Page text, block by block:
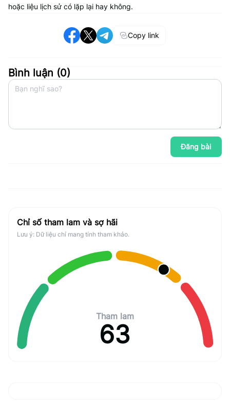
hoặc liệu lịch sử có lặp lại hay không.
Copy link
Bình luận (0)
Đăng bài
Chỉ số tham lam và sợ hãi
Lưu ý: Dữ liệu chỉ mang tính tham khảo.
Tham lam
63